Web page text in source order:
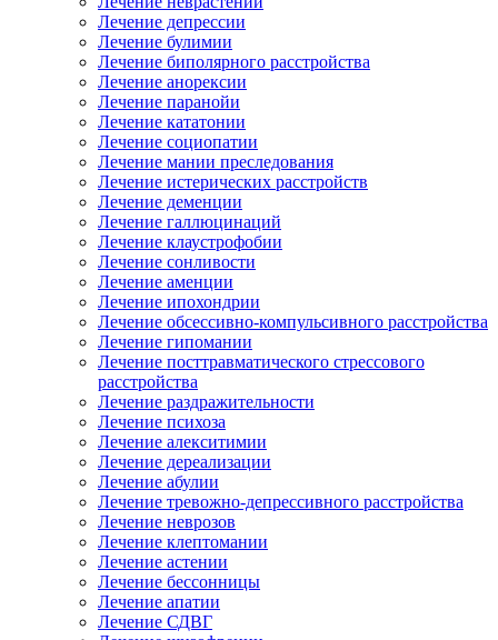
Лечение депрессии
Лечение булимии
Лечение биполярного расстройства
Лечение анорексии
Лечение паранойи
Лечение кататонии
Лечение социопатии
Лечение мании преследования
Лечение истерических расстройств
Лечение деменции
Лечение галлюцинаций
Лечение клаустрофобии
Лечение сонливости
Лечение аменции
Лечение ипохондрии
Лечение обсессивно-компульсивного расстройства
Лечение гипомании
Лечение посттравматического стрессового
расстройства
Лечение раздражительности
Лечение психоза
Лечение алекситимии
Лечение дереализации
Лечение абулии
Лечение тревожно-депрессивного расстройства
Лечение неврозов
Лечение клептомании
Лечение астении
Лечение бессонницы
Лечение апатии
Лечение СДВГ